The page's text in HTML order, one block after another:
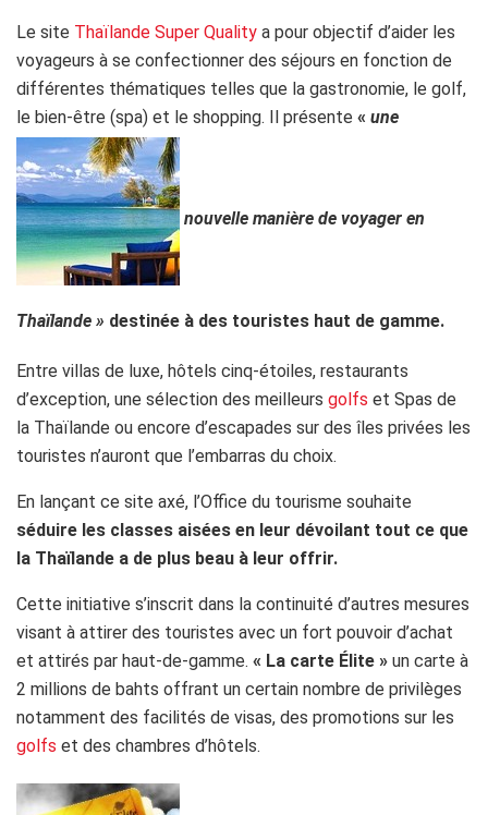
Le site Thaïlande Super Quality a pour objectif d’aider les
voyageurs à se confectionner des séjours en fonction de
différentes thématiques telles que la gastronomie, le golf,
le bien-être (spa) et le shopping. Il présente « une
nouvelle manière de voyager en
Thaïlande » destinée à des touristes haut de gamme.
Entre villas de luxe, hôtels cinq-étoiles, restaurants
d’exception, une sélection des meilleurs golfs et Spas de
la Thaïlande ou encore d’escapades sur des îles privées les
touristes n’auront que l’embarras du choix.
En lançant ce site axé, l’Office du tourisme souhaite
séduire les classes aisées en leur dévoilant tout ce que
la Thaïlande a de plus beau à leur offrir.
Cette initiative s’inscrit dans la continuité d’autres mesures
visant à attirer des touristes avec un fort pouvoir d’achat
et attirés par haut-de-gamme. « La carte Élite » un carte à
2 millions de bahts offrant un certain nombre de privilèges
notamment des facilités de visas, des promotions sur les
golfs et des chambres d’hôtels.